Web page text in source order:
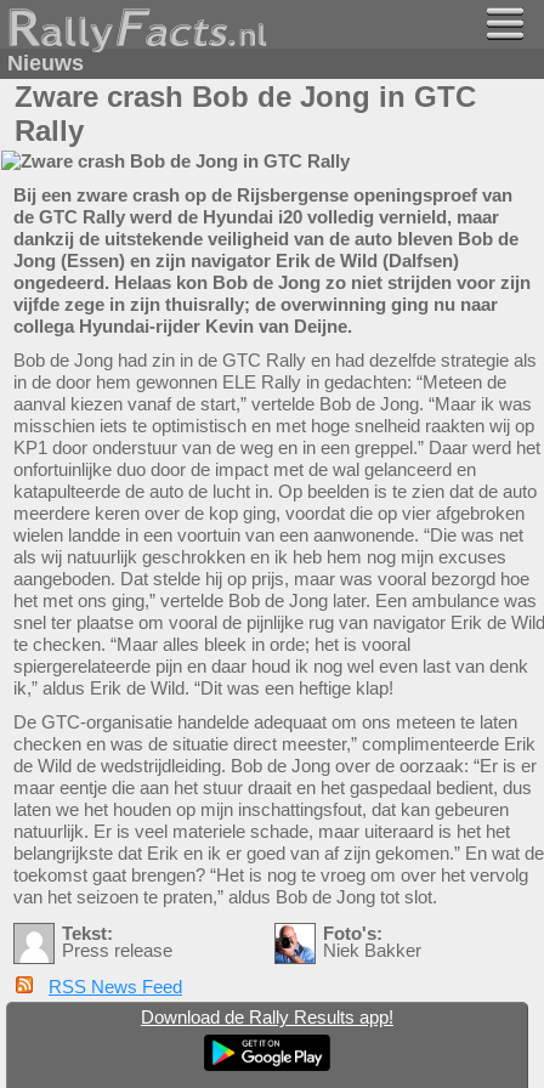
Nieuws
Zware crash Bob de Jong in GTC
Rally
Bij een zware crash op de Rijsbergense openingsproef van
de GTC Rally werd de Hyundai i20 volledig vernield, maar
dankzij de uitstekende veiligheid van de auto bleven Bob de
Jong (Essen) en zijn navigator Erik de Wild (Dalfsen)
ongedeerd. Helaas kon Bob de Jong zo niet strijden voor zijn
vijfde zege in zijn thuisrally; de overwinning ging nu naar
collega Hyundai-rijder Kevin van Deijne.
Bob de Jong had zin in de GTC Rally en had dezelfde strategie als
in de door hem gewonnen ELE Rally in gedachten: “Meteen de
aanval kiezen vanaf de start,” vertelde Bob de Jong. “Maar ik was
misschien iets te optimistisch en met hoge snelheid raakten wij op
KP1 door onderstuur van de weg en in een greppel.” Daar werd het
onfortuinlijke duo door de impact met de wal gelanceerd en
katapulteerde de auto de lucht in. Op beelden is te zien dat de auto
meerdere keren over de kop ging, voordat die op vier afgebroken
wielen landde in een voortuin van een aanwonende. “Die was net
als wij natuurlijk geschrokken en ik heb hem nog mijn excuses
aangeboden. Dat stelde hij op prijs, maar was vooral bezorgd hoe
het met ons ging,” vertelde Bob de Jong later. Een ambulance was
snel ter plaatse om vooral de pijnlijke rug van navigator Erik de Wild
te checken. “Maar alles bleek in orde; het is vooral
spiergerelateerde pijn en daar houd ik nog wel even last van denk
ik,” aldus Erik de Wild. “Dit was een heftige klap!
De GTC-organisatie handelde adequaat om ons meteen te laten
checken en was de situatie direct meester,” complimenteerde Erik
de Wild de wedstrijdleiding. Bob de Jong over de oorzaak: “Er is er
maar eentje die aan het stuur draait en het gaspedaal bedient, dus
laten we het houden op mijn inschattingsfout, dat kan gebeuren
natuurlijk. Er is veel materiele schade, maar uiteraard is het het
belangrijkste dat Erik en ik er goed van af zijn gekomen.” En wat de
toekomst gaat brengen? “Het is nog te vroeg om over het vervolg
van het seizoen te praten,” aldus Bob de Jong tot slot.
Tekst:
Press release
Foto's:
Niek Bakker
RSS News Feed
Download de Rally Results app!